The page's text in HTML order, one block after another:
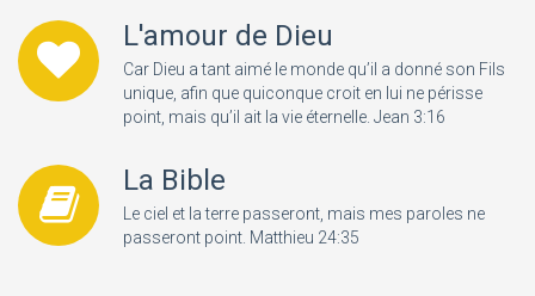
L'amour de Dieu
Car Dieu a tant aimé le monde qu’il a donné son Fils
unique, afin que quiconque croit en lui ne périsse
point, mais qu’il ait la vie éternelle. Jean 3:16
La Bible
Le ciel et la terre passeront, mais mes paroles ne
passeront point. Matthieu 24:35